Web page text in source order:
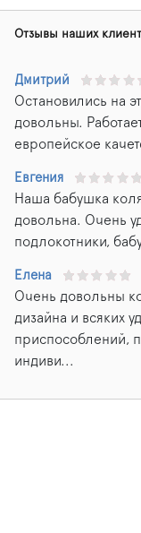
Отзывы наших
Дмитрий
Остановились на
довольны.
европейское
Евгения
Наша бабушка
довольна. Очень
подлокотники,
Елена
Очень довольны
дизайна и всяких
приспособлений,
индиви...